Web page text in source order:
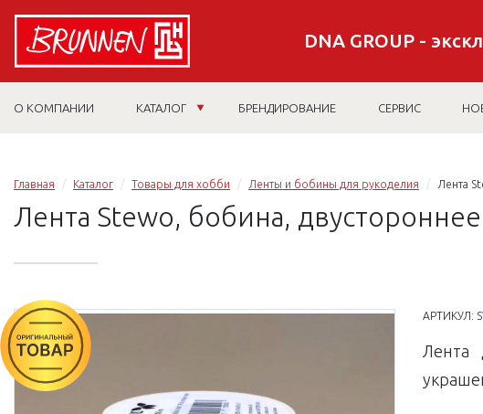
DNA GROUP -
О КОМПАНИИ КАТАЛОГ БРЕНДИРОВАНИЕ СЕРВИС
Главная Каталог Товары для хобби Ленты и бобины для рукоделия Лента
Лента Stewo, бобина,
АРТИКУЛ:
Лента